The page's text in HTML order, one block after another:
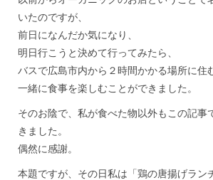
いたのですが、
前日になんだか気になり、
明日行こうと決めて行ってみたら、
バスで広島市内から２時間かかる場所に住
一緒に食事を楽しむことができました。
そのお陰で、私が食べた物以外もこの記事
きました。
偶然に感謝。
本題ですが、その日私は「鶏の唐揚げラン